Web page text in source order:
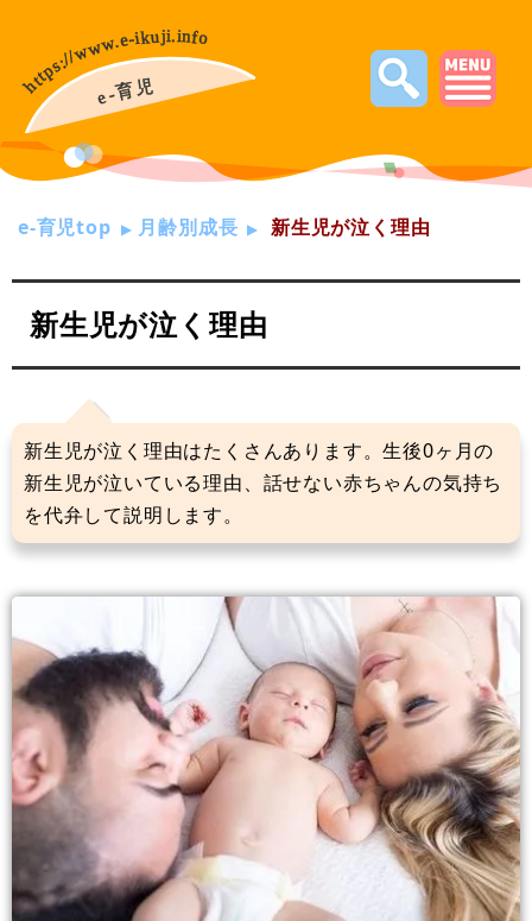
e-育児top 月齢別成長 新生児が泣く理由
新生児が泣く理由
新生児が泣く理由はたくさんあります。生後0ヶ月の
新生児が泣いている理由、話せない赤ちゃんの気持ち
を代弁して説明します。